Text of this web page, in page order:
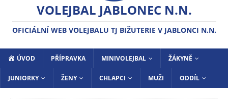
VOLEJBAL JABLONEC N.N.
OFICIÁLNÍ WEB VOLEJBALU TJ BIŽUTERIE V JABLONCI N.N.
ÚVOD PŘÍPRAVKA MINIVOLEJBAL ŽÁKYNĚ
JUNIORKY ŽENY CHLAPCI MUŽI ODDÍL